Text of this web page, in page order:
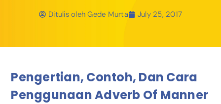
Ditulis oleh Gede Murta July 25, 2017
Pengertian, Contoh, Dan Cara
Penggunaan Adverb Of Manner